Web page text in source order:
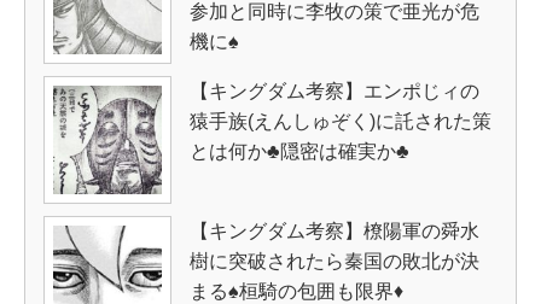
参加と同時に李牧の策で亜光が危
機に♠
【キングダム考察】エンポじィの
猿手族(えんしゅぞく)に託された策
とは何か♣隠密は確実か♣
【キングダム考察】橑陽軍の舜水
樹に突破されたら秦国の敗北が決
まる♠桓騎の包囲も限界♦